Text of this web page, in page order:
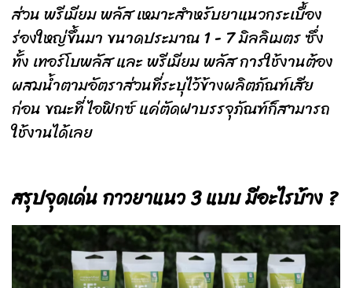
ส่วน พรีเมียม พลัส เหมาะสำหรับยาแนวกระเบื้อง
ร่องใหญ่ขึ้นมา ขนาดประมาณ 1 - 7 มิลลิเมตร ซึ่ง
ทั้ง เทอร์โบพลัส และ พรีเมียม พลัส การใช้งานต้อง
ผสมน้ำตามอัตราส่วนที่ระบุไว้ข้างผลิตภัณฑ์เสีย
ก่อน ขณะที่ ไอฟิกซ์ แค่ตัดฝาบรรจุภัณฑ์ก็สามารถ
ใช้งานได้เลย
สรุปจุดเด่น กาวยาแนว 3 แบบ มีอะไรบ้าง ?